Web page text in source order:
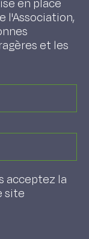
l'Association,
et les
acceptez la
site